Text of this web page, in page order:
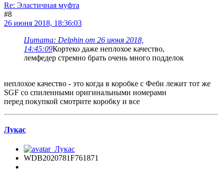
Re: Эластичная муфта
#8
26 июня 2018, 18:36:03
Цитата: Delphin от 26 июня 2018,
14:45:09Кортеко даже неплохое качество,
лемфедер стремно брать очень много подделок
неплохое качество - это когда в коробке с Феби лежит тот же
SGF со спиленными оригинальными номерами
перед покупкой смотрите коробку и все
Лукас
WDB2020781F761871